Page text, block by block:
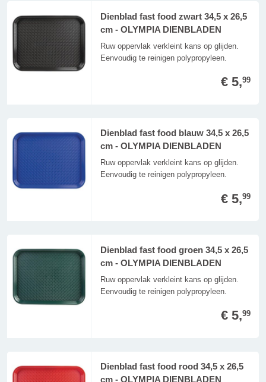
Dienblad fast food zwart 34,5 x 26,5
cm - OLYMPIA DIENBLADEN
Ruw oppervlak verkleint kans op glijden.
Eenvoudig te reinigen polypropyleen.
€ 5,99
Dienblad fast food blauw 34,5 x 26,5
cm - OLYMPIA DIENBLADEN
Ruw oppervlak verkleint kans op glijden.
Eenvoudig te reinigen polypropyleen.
€ 5,99
Dienblad fast food groen 34,5 x 26,5
cm - OLYMPIA DIENBLADEN
Ruw oppervlak verkleint kans op glijden.
Eenvoudig te reinigen polypropyleen.
€ 5,99
Dienblad fast food rood 34,5 x 26,5
cm - OLYMPIA DIENBLADEN